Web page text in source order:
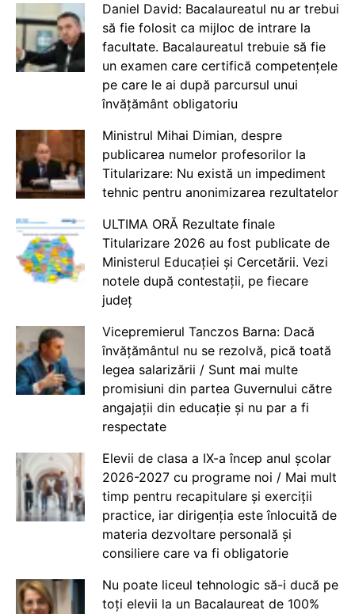
Daniel David: Bacalaureatul nu ar trebui
să fie folosit ca mijloc de intrare la
facultate. Bacalaureatul trebuie să fie
un examen care certifică competențele
pe care le ai după parcursul unui
învățământ obligatoriu
Ministrul Mihai Dimian, despre
publicarea numelor profesorilor la
Titularizare: Nu există un impediment
tehnic pentru anonimizarea rezultatelor
ULTIMA ORĂ Rezultate finale
Titularizare 2026 au fost publicate de
Ministerul Educației și Cercetării. Vezi
notele după contestații, pe fiecare
județ
Vicepremierul Tanczos Barna: Dacă
învățământul nu se rezolvă, pică toată
legea salarizării / Sunt mai multe
promisiuni din partea Guvernului către
angajații din educație și nu par a fi
respectate
Elevii de clasa a IX-a încep anul școlar
2026-2027 cu programe noi / Mai mult
timp pentru recapitulare și exerciții
practice, iar dirigenția este înlocuită de
materia dezvoltare personală și
consiliere care va fi obligatorie
Nu poate liceul tehnologic să-i ducă pe
toți elevii la un Bacalaureat de 100%